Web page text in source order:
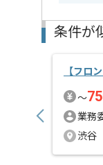
自ら提
条件が
【フロ
〜
業務
渋谷